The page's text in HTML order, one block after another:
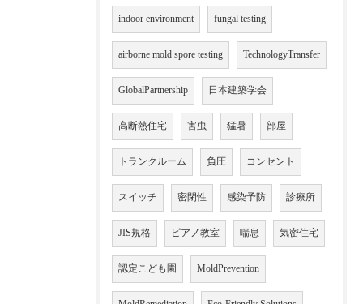
indoor environment fungal testing
airborne mold spore testing TechnologyTransfer
GlobalPartnership 日本建築学会
高断熱住宅 害虫 猛暑 部屋
トランクルーム 負圧 コンセント
スイッチ 密閉性 感染予防 診療所
JIS規格 ピアノ教室 喘息 気密住宅
認定こども園 MoldPrevention